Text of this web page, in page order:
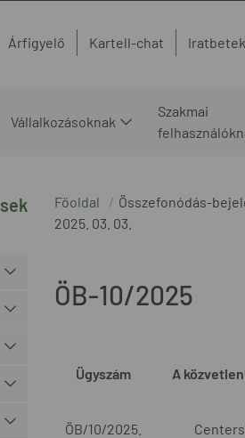
Árfigyelő Kartell-chat
Vállalkozásoknak
Szakmai
Főoldal
Összefonódás-
2025. 03. 03.
ÖB-10/2025
Ügyszám A
ÖB/10/2025.